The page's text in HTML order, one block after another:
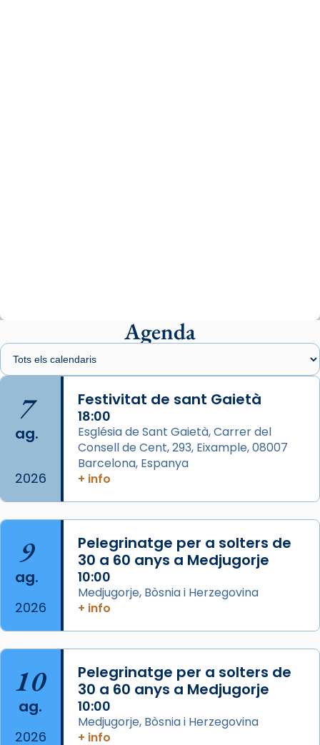
presidit aquest 27 de juliol la missa de Les
Santes de Mataró.
🔗
📸 J. Merino
Photo
View on Facebook · Share
Arquebisbat de Barcelona
2 weeks ago
missa d’acció de gràcies en agraïment al
comitè organitzador de la visita apostòlica
del Sant Pare Lleó XIV a Barcelona, i als
col·laboradors, a la Catedral de Barcelona.
Mons. David Abadías.
📸 Dr. G. Simón
Photo
Agenda
7
ag.
2026
Festivitat de sant Gaietà
18:00
Església de Sant Gaietà, Carrer del
Consell de Cent, 293, Eixample, 08007
Barcelona, Espanya
+ info
9
ag.
2026
Pelegrinatge per a solters de
30 a 60 anys a Medjugorje
10:00
Medjugorje, Bòsnia i Herzegovina
+ info
10
ag.
2026
Pelegrinatge per a solters de
30 a 60 anys a Medjugorje
10:00
Medjugorje, Bòsnia i Herzegovina
+ info